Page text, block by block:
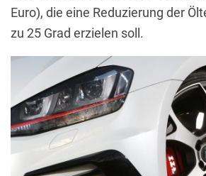
Euro), die eine Reduzierung der
zu 25 Grad erzielen soll.